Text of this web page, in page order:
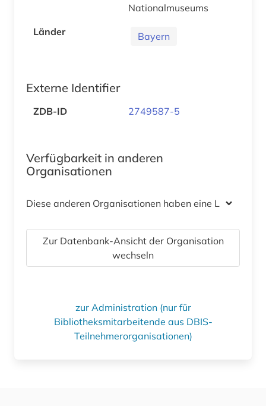
Nationalmuseums
Länder
Bayern
Externe Identifier
ZDB-ID 2749587-5
Verfügbarkeit in anderen
Organisationen
Diese anderen Organisationen haben eine Lizenz
Zur Datenbank-Ansicht der Organisation
wechseln
zur Administration (nur für
Bibliotheksmitarbeitende aus DBIS-
Teilnehmerorganisationen)